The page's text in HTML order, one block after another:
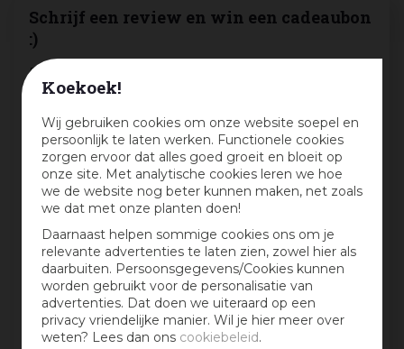
Koekoek!
Wij gebruiken cookies om onze website soepel en
persoonlijk te laten werken. Functionele cookies
zorgen ervoor dat alles goed groeit en bloeit op
onze site. Met analytische cookies leren we hoe
we de website nog beter kunnen maken, net zoals
we dat met onze planten doen!
Daarnaast helpen sommige cookies ons om je
relevante advertenties te laten zien, zowel hier als
daarbuiten. Persoonsgegevens/Cookies kunnen
worden gebruikt voor de personalisatie van
advertenties. Dat doen we uiteraard op een
privacy vriendelijke manier. Wil je hier meer over
weten? Lees dan ons cookiebeleid.
Schrijf een review en win een cadeaubon
:)
Deel jouw ervaringen met dit product en maak
maandelijks kans op een cadeaubon t.w.v. € 25,-
Beoordeling:*
Mijn ervaring in één zin:*
Jouw mening over dit product: